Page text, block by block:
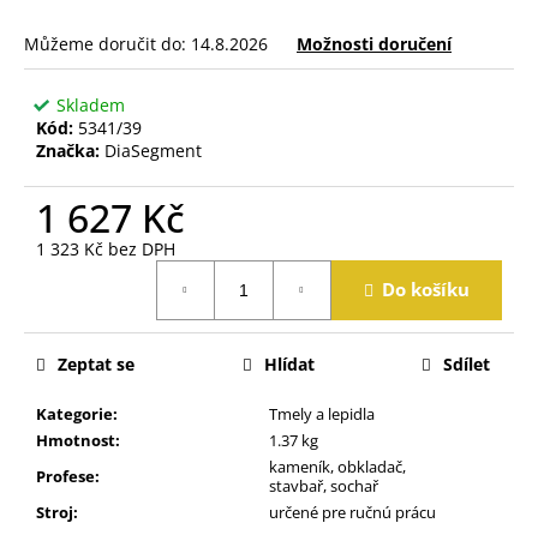
Můžeme doručit do: 14.8.2026 Možnosti doručení
Skladem
Kód: 5341/39
Značka: DiaSegment
1 627 Kč
1 323 Kč bez DPH
Do košíku
Kategorie:
Tmely a lepidla
Hmotnost:
1.37 kg
Profese:
kameník, obkladač,
stavbař, sochař
Stroj: určené pre ručnú prácu
Zeptat se Hlídat Sdílet
p
o
u
u
j
m